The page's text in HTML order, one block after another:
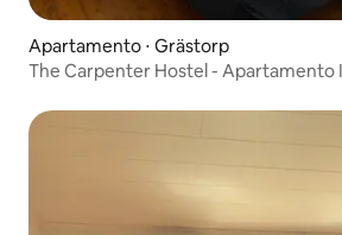
Apartamento ⋅ Grästorp
The Carpenter Hostel - Apartamento